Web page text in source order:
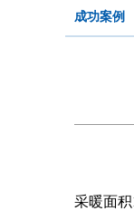
成功案例
采暖面积